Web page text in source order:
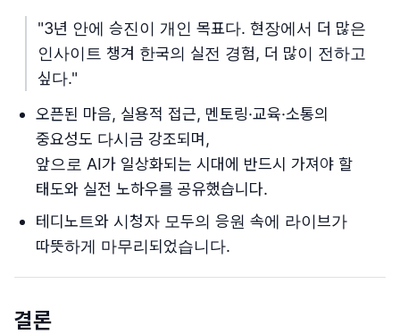
"3년 안에 승진이 개인 목표다. 현장에서 더 많은
인사이트 챙겨 한국의 실전 경험, 더 많이 전하고
싶다."
오픈된 마음, 실용적 접근, 멘토링·교육·소통의
중요성도 다시금 강조되며,
앞으로 AI가 일상화되는 시대에 반드시 가져야 할
태도와 실전 노하우를 공유했습니다.
테디노트와 시청자 모두의 응원 속에 라이브가
따뜻하게 마무리되었습니다.
결론